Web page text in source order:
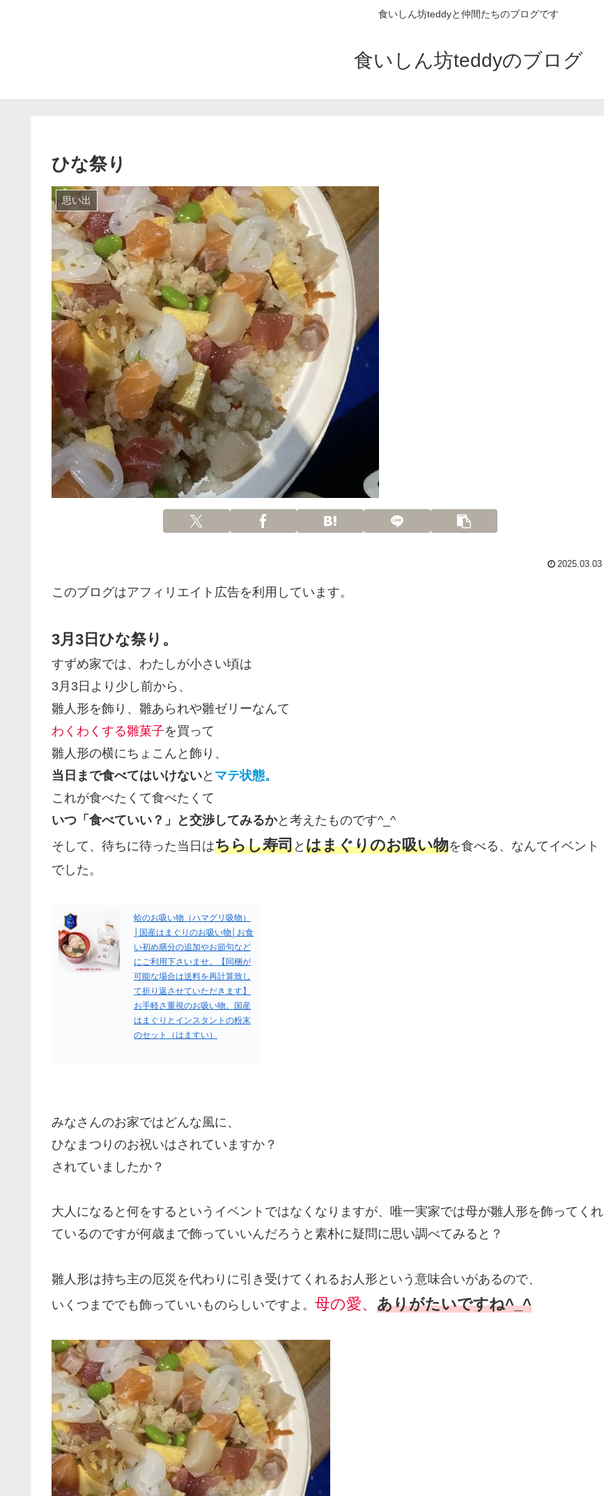
食いしん坊teddyと仲間たちのブログです
食いしん坊teddyのブログ
ひな祭り
思い出
2025.03.03
このブログはアフィリエイト広告を利用しています。
3月3日ひな祭り。
すずめ家では、わたしが小さい頃は
3月3日より少し前から、
雛人形を飾り、雛あられや雛ゼリーなんて
わくわくする雛菓子を買って
雛人形の横にちょこんと飾り、
当日まで食べてはいけないと マテ状態。
これが食べたくて食べたくて
いつ「食べていい？」と交渉してみるかと考えたものです^_^
そして、待ちに待った当日はちらし寿司と はまぐりのお吸い物を食べる、なんてイベント
でした。
蛤のお吸い物（ハマグリ吸物）
│国産はまぐりのお吸い物│お食
い初め膳分の追加やお節句など
にご利用下さいませ。【同梱が
可能な場合は送料を再計算致し
て折り返させていただきます】
お手軽さ重視のお吸い物。国産
はまぐりとインスタントの粉末
のセット（はますい）
みなさんのお家ではどんな風に、
ひなまつりのお祝いはされていますか？
されていましたか？
大人になると何をするというイベントではなくなりますが、唯一実家では母が雛人形を飾ってくれ
ているのですが何歳まで飾っていいんだろうと素朴に疑問に思い調べてみると？
雛人形は持ち主の厄災を代わりに引き受けてくれるお人形という意味合いがあるので、
いくつまででも飾っていいものらしいですよ。 母の愛、 ありがたいですね^_^